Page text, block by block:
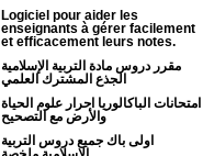
Logiciel pour aider les
enseignants à gérer facilement
et efficacement leurs notes.
مقرر دروس مادة التربية الإسلامية
الجذع المشترك العلمي
امتحانات الباكالوريا احرار علوم الحياة
والأرض مع التصحيح
اولى باك جميع دروس التربية